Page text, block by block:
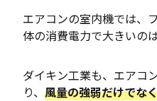
フィルターを
電力会社・料
エアコンの室内機では、
体の消費電力で大きいの
ダイキン工業も、エアコ
り、 風量の強弱だけでな